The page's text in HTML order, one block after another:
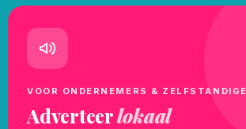
VOOR ONDERNEMERS &
Adverteerlokaal